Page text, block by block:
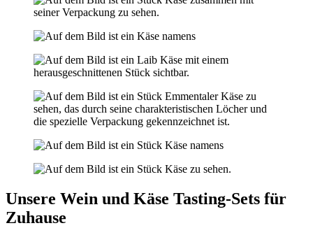
Unsere Wein und Käse Tasting-Sets für
Zuhause